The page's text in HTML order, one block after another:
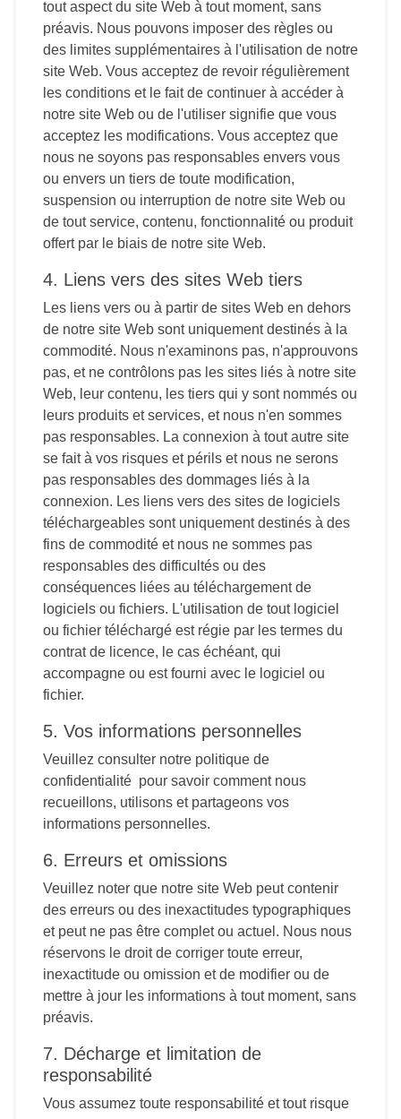
tout aspect du site Web à tout moment, sans
préavis. Nous pouvons imposer des règles ou
des limites supplémentaires à l'utilisation de notre
site Web. Vous acceptez de revoir régulièrement
les conditions et le fait de continuer à accéder à
notre site Web ou de l'utiliser signifie que vous
acceptez les modifications. Vous acceptez que
nous ne soyons pas responsables envers vous
ou envers un tiers de toute modification,
suspension ou interruption de notre site Web ou
de tout service, contenu, fonctionnalité ou produit
offert par le biais de notre site Web.
4. Liens vers des sites Web tiers
Les liens vers ou à partir de sites Web en dehors
de notre site Web sont uniquement destinés à la
commodité. Nous n'examinons pas, n'approuvons
pas, et ne contrôlons pas les sites liés à notre site
Web, leur contenu, les tiers qui y sont nommés ou
leurs produits et services, et nous n'en sommes
pas responsables. La connexion à tout autre site
se fait à vos risques et périls et nous ne serons
pas responsables des dommages liés à la
connexion. Les liens vers des sites de logiciels
téléchargeables sont uniquement destinés à des
fins de commodité et nous ne sommes pas
responsables des difficultés ou des
conséquences liées au téléchargement de
logiciels ou fichiers. L'utilisation de tout logiciel
ou fichier téléchargé est régie par les termes du
contrat de licence, le cas échéant, qui
accompagne ou est fourni avec le logiciel ou
fichier.
5. Vos informations personnelles
Veuillez consulter notre politique de
confidentialité pour savoir comment nous
recueillons, utilisons et partageons vos
informations personnelles.
6. Erreurs et omissions
Veuillez noter que notre site Web peut contenir
des erreurs ou des inexactitudes typographiques
et peut ne pas être complet ou actuel. Nous nous
réservons le droit de corriger toute erreur,
inexactitude ou omission et de modifier ou de
mettre à jour les informations à tout moment, sans
préavis.
7. Décharge et limitation de
responsabilité
Vous assumez toute responsabilité et tout risque